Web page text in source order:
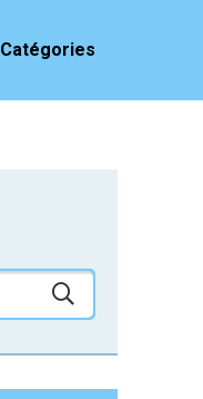
Catégories